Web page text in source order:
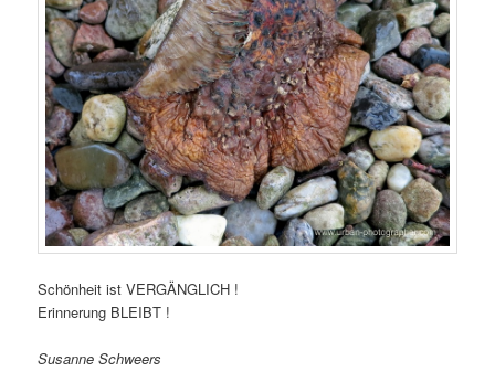
Schönheit ist VERGÄNGLICH !
Erinnerung BLEIBT !
Susanne Schweers